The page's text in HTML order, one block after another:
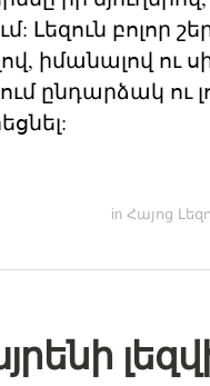
Լեզուն բոլոր
իմանալով ու
ընդարձակ ու
in Հայոց